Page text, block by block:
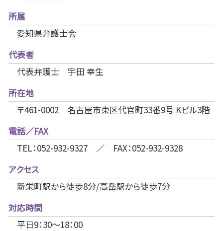
所属
愛知県弁護士会
代表者
代表弁護士 宇田 幸生
所在地
〒461-0002 名古屋市東区代官町33番9号 Kビル3階
電話／FAX
TEL：052-932-9327 ／ FAX：052-932-9328
アクセス
新栄町駅から徒歩8分/高岳駅から徒歩7分
対応時間
平日9：30～18：00